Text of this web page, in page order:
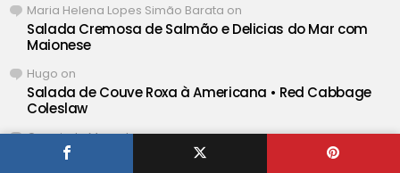
Maria Helena Lopes Simão Barata on
Salada Cremosa de Salmão e Delicias do Mar com
Maionese
Hugo on
Salada de Couve Roxa à Americana • Red Cabbage
Coleslaw
Carminda Marçalon
Salada de Couve Roxa à Americana • Red Cabbage